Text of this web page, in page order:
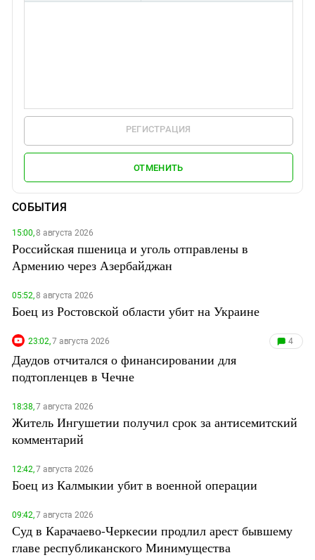
РЕГИСТРАЦИЯ
ОТМЕНИТЬ
СОБЫТИЯ
15:00,8 августа 2026
Российская пшеница и уголь отправлены в
Армению через Азербайджан
05:52,8 августа 2026
Боец из Ростовской области убит на Украине
23:02,7 августа 2026 4
Даудов отчитался о финансировании для
подтопленцев в Чечне
18:38,7 августа 2026
Житель Ингушетии получил срок за антисемитский
комментарий
12:42,7 августа 2026
Боец из Калмыкии убит в военной операции
09:42,7 августа 2026
Суд в Карачаево-Черкесии продлил арест бывшему
главе республиканского Минимущества